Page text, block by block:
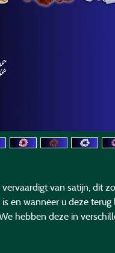
vervaardigt van satijn, dit
en wanneer u deze
hebben deze in